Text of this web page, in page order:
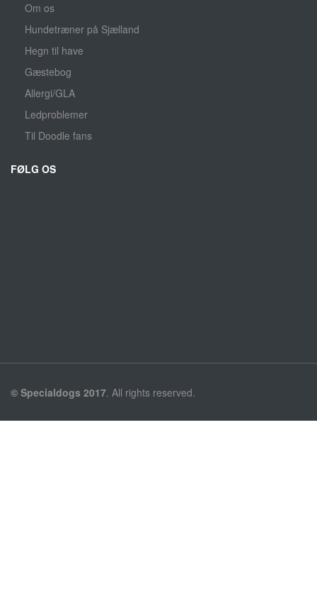
Om os
Hundetræner på Sjælland
Hegn til have
Gæstebog
Allergi/GLA
Ledproblemer
Til Doodle fans
FØLG OS
© Specialdogs 2017. All rights reserved.